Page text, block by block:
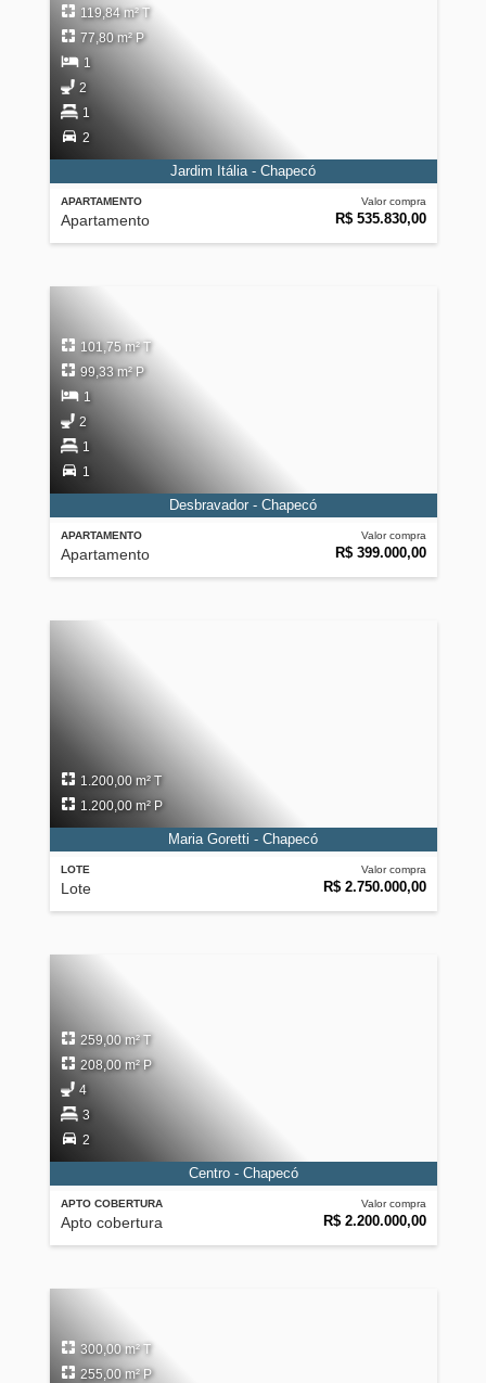
APARTAMENTO
Apartamento
Valor compra
R$ 535.830,00
119,84 m² T
77,80 m² P
1
2
1
2
Jardim Itália - Chapecó
APARTAMENTO
Apartamento
Valor compra
R$ 399.000,00
101,75 m² T
99,33 m² P
1
2
1
1
Desbravador - Chapecó
LOTE
Lote
Valor compra
R$ 2.750.000,00
1.200,00 m² T
1.200,00 m² P
Maria Goretti - Chapecó
APTO COBERTURA
Apto cobertura
Valor compra
R$ 2.200.000,00
259,00 m² T
208,00 m² P
4
3
2
Centro - Chapecó
300,00 m² T
255,00 m² P